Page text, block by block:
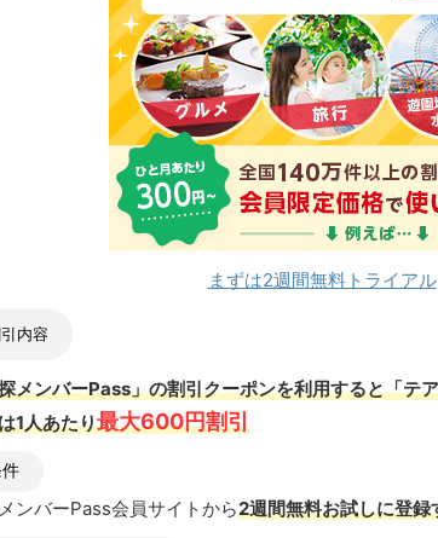
まずは2週間無料トライアル
内容
メンバーPass」の割引クーポンを利用すると「テ
1人あたり最大600円割引
ンバーPass会員サイトから2週間無料お試しに登録